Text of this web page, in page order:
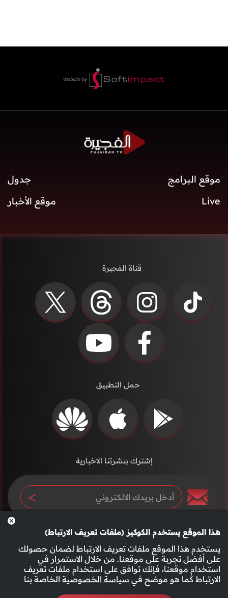
هذا الموقع يستخدم الكوكيز (ملفات تعريف الارتباط)
يستخدم هذا الموقع ملفات تعريف الارتباط لضمان حصولك
على أفضل تجربة على موقعنا. من خلال الاستمرار في
استخدام موقعنا، فإنك توافق على استخدام ملفات تعريف
الارتباط كما هو موضح في سياسة الخصوصية الخاصة بنا
موقع البرامج
جدول
Live
موقع الأخبار
قناة الفجيرة
حمل التطبيق
إشترك بنشرتنا الاخبارية
سياسة الخصوصية الأحكام والشروط